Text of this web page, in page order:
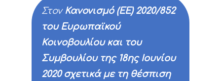
Στον Κανονισμό (ΕΕ) 2020/852
του Ευρωπαϊκού
Κοινοβουλίου και του
Συμβουλίου της 18ης Ιουνίου
2020 σχετικά με τη θέσπιση
παρακολούθησης
Παραδοτέα
Χρήσιμοι